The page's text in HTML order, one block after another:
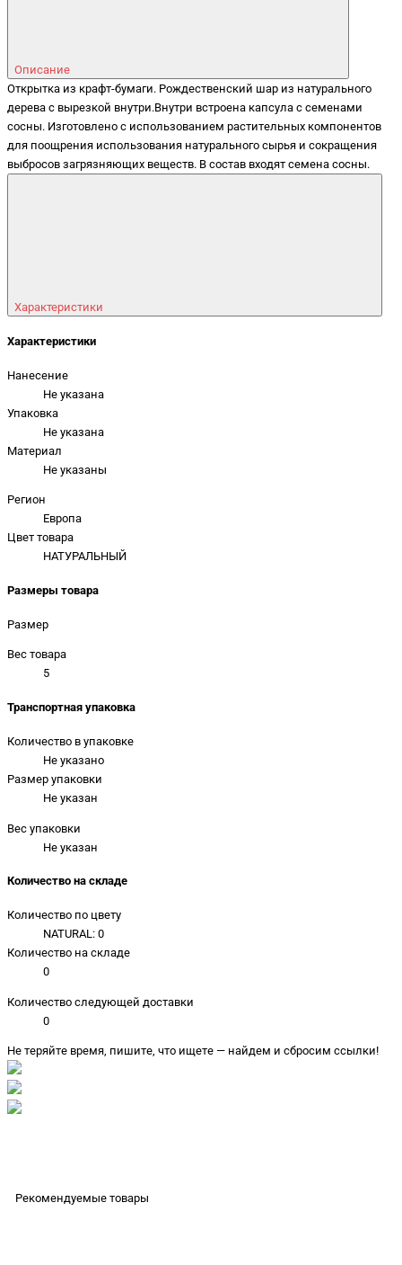
Описание
Открытка из крафт-бумаги. Рождественский шар из натурального
дерева с вырезкой внутри.Внутри встроена капсула с семенами
сосны. Изготовлено с использованием растительных компонентов
для поощрения использования натурального сырья и сокращения
выбросов загрязняющих веществ. В состав входят семена сосны.
Характеристики
Характеристики
Нанесение
Не указана
Упаковка
Не указана
Материал
Не указаны
Регион
Европа
Цвет товара
НАТУРАЛЬНЫЙ
Размеры товара
Размер
Вес товара
5
Транспортная упаковка
Количество в упаковке
Не указано
Размер упаковки
Не указан
Вес упаковки
Не указан
Количество на складе
Количество по цвету
NATURAL: 0
Количество на складе
0
Количество следующей доставки
0
Не теряйте время, пишите, что ищете — найдем и сбросим ссылки!
Рекомендуемые товары